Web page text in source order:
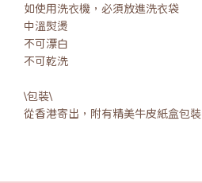
如使用洗衣機，必須放進洗衣袋
中溫熨燙
不可漂白
不可乾洗
\包裝\
從香港寄出，附有精美牛皮紙盒包裝